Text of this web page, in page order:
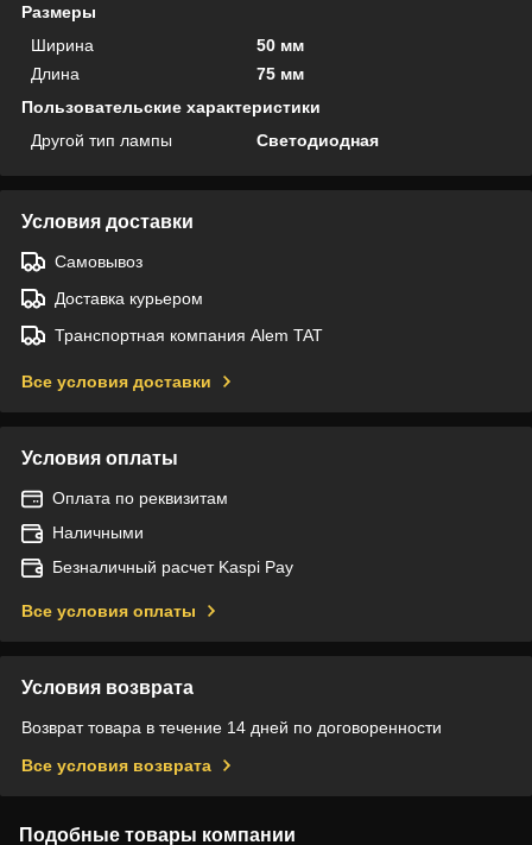
Размеры
Ширина
50 мм
Длина
75 мм
Пользовательские характеристики
Другой тип лампы
Светодиодная
Условия доставки
Самовывоз
Доставка курьером
Транспортная компания Alem TAT
Все условия доставки
Условия оплаты
Оплата по реквизитам
Наличными
Безналичный расчет Kaspi Pay
Все условия оплаты
Условия возврата
Возврат товара в течение 14 дней по договоренности
Все условия возврата
Подобные товары компании